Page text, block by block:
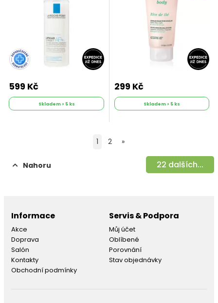
599 Kč
Skladem > 5 ks
299 Kč
Skladem > 5 ks
Nahoru
1 2 »
22 dalších...
Informace
Akce
Doprava
Salón
Kontakty
Obchodní podmínky
Servis & Podpora
Můj účet
Oblíbené
Porovnání
Stav objednávky